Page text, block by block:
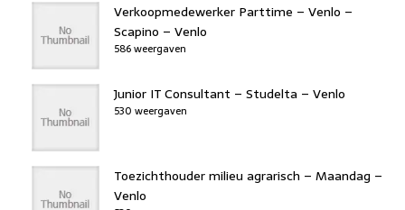
Verkoopmedewerker Parttime – Venlo –
Scapino – Venlo
586 weergaven
Junior IT Consultant – Studelta – Venlo
530 weergaven
Toezichthouder milieu agrarisch – Maandag –
Venlo